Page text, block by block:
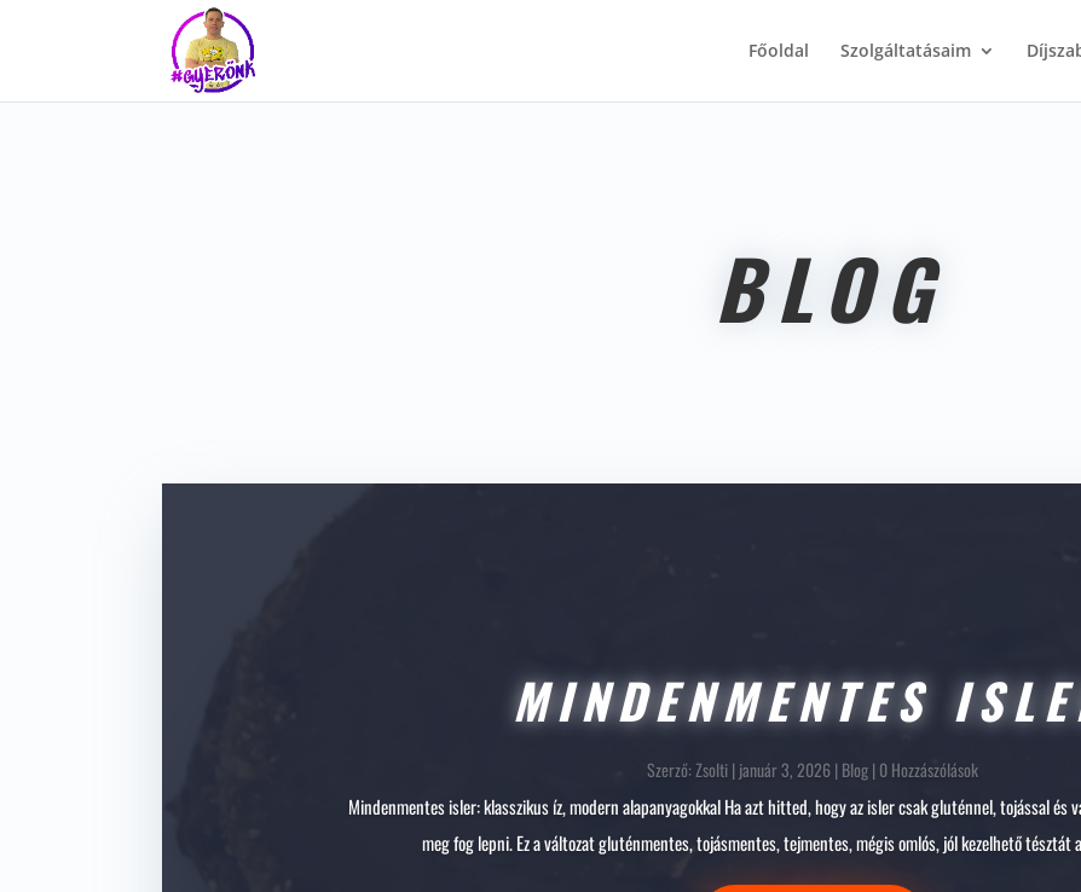
Főoldal Szolgáltatásaim
BLOG
MINDENMENTES
Szerző:Zsolti|január 3, 2026|Blog| 0 Hozzászólások
Mindenmentes isler: klasszikus íz, modern alapanyagokkal Ha azt hitted, hogy az isler csak gluténnel, tojással és
meg fog lepni. Ez a változat gluténmentes, tojásmentes, tejmentes, mégis omlós, jól kezelhető tésztát